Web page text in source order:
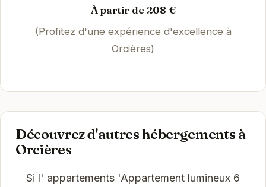
À partir de 208 €
(Profitez d'une expérience d'excellence à
Orcières)
Découvrez d'autres hébergements à
Orcières
Si l' appartements 'Appartement lumineux 6